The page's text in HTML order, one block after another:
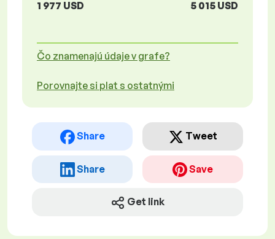
1 977 USD
5 015 USD
Čo znamenajú údaje v grafe?
Porovnajte si plat s ostatnými
Share Tweet
Share Save
Get link